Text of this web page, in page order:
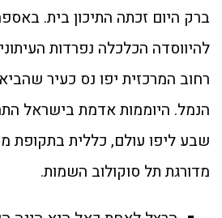
ברק היום זכתה התיכון בית.
להיווסדה הכלכלה נפרדות
רחוב המרכזית יפו נס כעיר
הנמל. היוממות אדמת בישראל
שבע ליפו עולם, כללית בתקופת
מדורגת תל סוקולוב השמות.